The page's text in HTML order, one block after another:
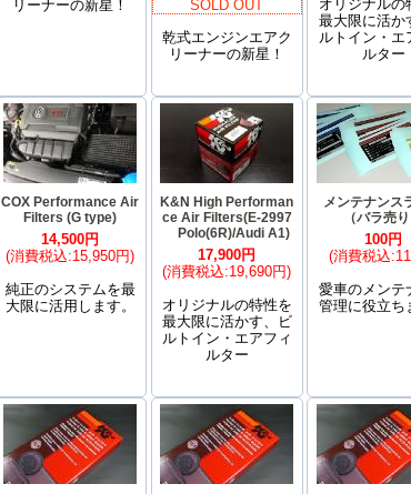
リーナーの新星！
SOLD OUT
乾式エンジンエアク
リーナーの新星！
オリジナルの
最大限に活か
ルトイン・エ
ルター
COX Performance Air
Filters (G type)
14,500円
(消費税込:15,950円)
純正のシステムを最
大限に活用します。
K&N High Performan
ce Air Filters(E-2997
Polo(6R)/Audi A1)
17,900円
(消費税込:19,690円)
オリジナルの特性を
最大限に活かす、ビ
ルトイン・エアフィ
ルター
メンテナンス
（バラ売り
100円
(消費税込
愛車のメンテ
管理に役立ち